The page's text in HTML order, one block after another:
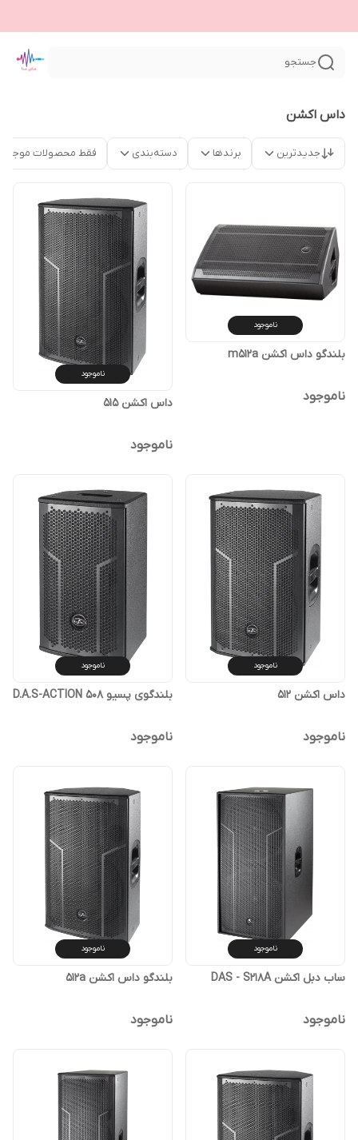
جستجو
داس اکشن
جدیدترین برندها دسته‌بندی فقط محصولات موجود
ناموجود
بلندگو داس اکشن m512a
ناموجود
ناموجود
داس اکشن 515
ناموجود
ناموجود
داس اکشن 512
ناموجود
ناموجود
بلندگوی پسیو D.A.S-ACTION 508
ناموجود
ناموجود
ساب دبل اکشن DAS - S218A
ناموجود
ناموجود
بلندگو داس اکشن 512a
ناموجود